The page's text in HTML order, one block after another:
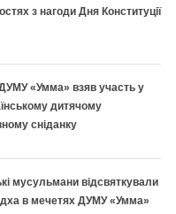
з нагоди Дня Конституції
«Умма» взяв участь у
дитячому
сніданку
мусульмани відсвяткували
в мечетях ДУМУ «Умма»